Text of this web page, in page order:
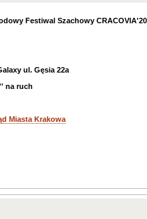
Festiwal Szachowy
ul. Gęsia 22a
na ruch
Miasta Krakowa